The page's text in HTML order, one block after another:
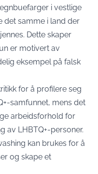
i vestlige
det samme i land der
Dette skaper
er motivert av
eksempel på falsk
for å profilere seg
samfunnet, mens det
arbeidsforhold for
av LHBTQ+-personer.
kan brukes for å
og skape et